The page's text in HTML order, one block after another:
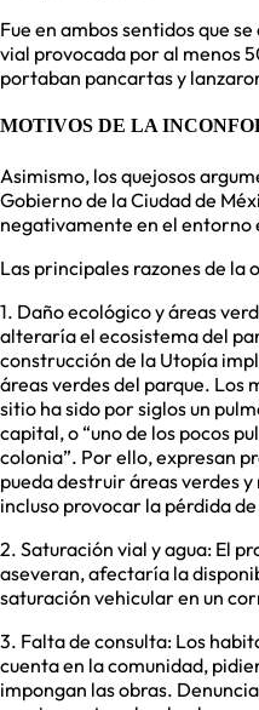
Fue en ambos sentidos que
vial provocada por al menos
portaban pancartas y
MOTIVOS DE LA
Asimismo, los quejosos
Gobierno de la Ciudad de
negativamente en el entorno
Las principales razones de la
1. Daño ecológico y áreas
alteraría el ecosistema del
construcción de la Utopía
áreas verdes del parque. Los
sitio ha sido por siglos un
capital, o “uno de los pocos
colonia”. Por ello, expresan
pueda destruir áreas verdes
incluso provocar la pérdida
2. Saturación vial y agua: El
aseveran, afectaría la
saturación vehicular en un
3. Falta de consulta: Los
cuenta en la comunidad,
impongan las obras.